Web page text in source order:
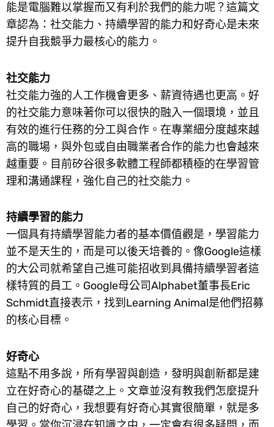
能是電腦難以掌握而又有利於我們的能力呢？這篇文
章認為：社交能力、持續學習的能力和好奇心是未來
提升自我競爭力最核心的能力。
社交能力
社交能力強的人工作機會更多、薪資待遇也更高。好
的社交能力意味著你可以很快的融入一個環境，並且
有效的進行任務的分工與合作。在專業細分度越來越
高的職場，與外包或自由職業者合作的能力也會越來
越重要。目前矽谷很多軟體工程師都積極的在學習管
理和溝通課程，強化自己的社交能力。
持續學習的能力
一個具有持續學習能力者的基本價值觀是，學習能力
並不是天生的，而是可以後天培養的。像Google這樣
的大公司就希望自己進可能招收到具備持續學習者這
樣特質的員工。Google母公司Alphabet董事長Eric
Schmidt直接表示，找到Learning Animal是他們招募
的核心目標。
好奇心
這點不用多說，所有學習與創造，發明與創新都是建
立在好奇心的基礎之上。文章並沒有教我們怎麼提升
自己的好奇心，我想要有好奇心其實很簡單，就是多